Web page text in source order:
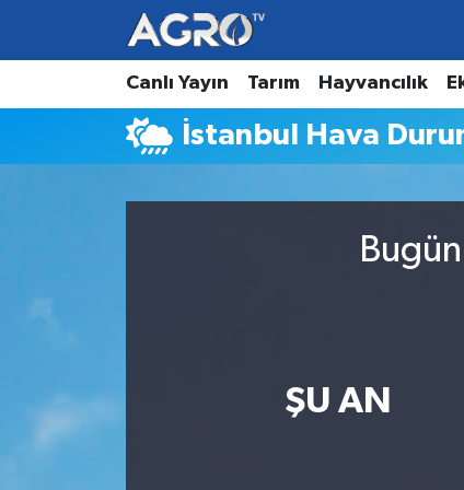
Canlı Yayın Tarım Hayvancılık
İstanbul Hava
ŞU AN
Hava Durumu
Trafik Durumu